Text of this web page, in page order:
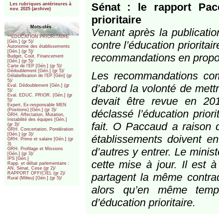
Les rubriques antérieures à
nov. 2025 (archive)
Mots-clés
**EDUCATION PRIORITAIRE
[Gén.] (gr 5)/
Autonomie des établissements
[Gén.] (gr 5)/
Budget, Coût, Financement
[Gén.] (gr 5)/
Carte de l’EP [Gén.] (gr 5)/
Dédoublement [Gén.] (gr 5)/
Délabellisation de l’EP [Gén] (gr
5)/
Eval. Dédoublement [Gén.] (gr
5)/
Eval. EDUC. PRIOR. [Gén.] (gr
5)/
Expert, Ex-responsable MEN
(Positions) [Gén.] (gr 3)/
GRH. Affectation, Mutation,
Instabilité des équipes [Gén.]
(gr 3)/
GRH. Concertation, Pondération
[Gén.] (gr 3)/
GRH. Prime et salaire [Gén.] (gr
3)
GRH. Profilage et Missions
[Gén.] (gr 3)/
IPS [Gén.]
Rapp. et débat parlementaire :
AN, Sénat, Cese (gr 2)/
RAPPORT OFFICIEL (gr 2)/
Rural (Milieu) [Gén.] (gr 5)/
Sénat : le rapport
prioritaire
Venant après la
contre l’éducation
recommandations en
Les recommandations
d’abord la volonté de
devait être revue en
déclassé l’éducation
fait. O Paccaud a raison
établissements doivent
d’autres y entrer. Le
cette mise à jour. Il est
partagent la même
alors qu’en même
d’éducation prioritaire.